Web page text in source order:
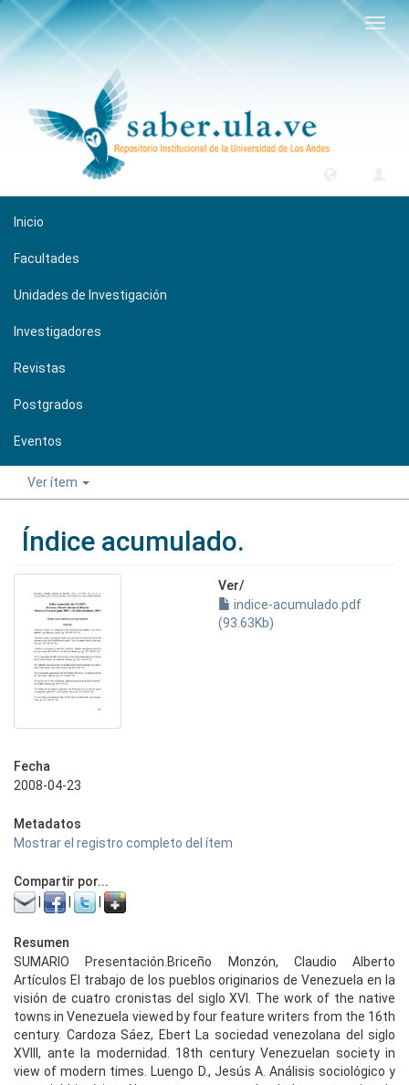
Inicio
Facultades
Unidades de Investigación
Investigadores
Revistas
Postgrados
Eventos
Ver ítem
Índice acumulado.
Ver/
indice-acumulado.pdf
(93.63Kb)
Fecha
2008-04-23
Metadatos
Mostrar el registro completo del ítem
Compartir por...
Resumen
SUMARIO Presentación.Briceño Monzón, Claudio Alberto
Artículos El trabajo de los pueblos originarios de Venezuela en la
visión de cuatro cronistas del siglo XVI. The work of the native
towns in Venezuela viewed by four feature writers from the 16th
century. Cardoza Sáez, Ebert La sociedad venezolana del siglo
XVIII, ante la modernidad. 18th century Venezuelan society in
view of modern times. Luengo D., Jesús A. Análisis sociológico y